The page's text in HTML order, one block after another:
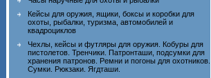
Кейсы для оружия, ящики, боксы и коробки для
охоты, рыбалки, туризма, автомобилей и
квадроциклов
Чехлы, кейсы и футляры для оружия. Кобуры для
пистолетов. Тренчики. Патронташи, подсумки для
хранения патронов. Ремни и погоны для охотников.
Сумки. Рюкзаки. Ягдташи.